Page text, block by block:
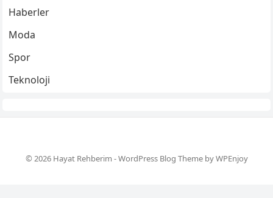
Haberler
Moda
Spor
Teknoloji
© 2026 Hayat Rehberim -WordPress Blog ThemebyWPEnjoy